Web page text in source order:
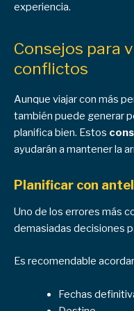
experiencia.
Consejos para
conflictos
Aunque viajar con más
también puede generar
planifica bien. Estos
ayudarán a mantener la
Planificar con
Uno de los errores más
demasiadas decisiones
Es recomendable
Fechas